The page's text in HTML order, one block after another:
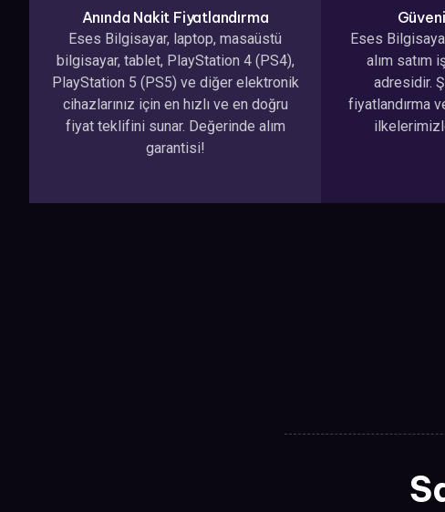
Anında Nakit Fiyatlandırma
Eses Bilgisayar, laptop, masaüstü
bilgisayar, tablet, PlayStation 4 (PS4),
PlayStation 5 (PS5) ve diğer elektronik
cihazlarınız için en hızlı ve en doğru
fiyat teklifini sunar. Değerinde alım
garantisi!
Eses
alım satım
adresidir.
fiyatlandırma